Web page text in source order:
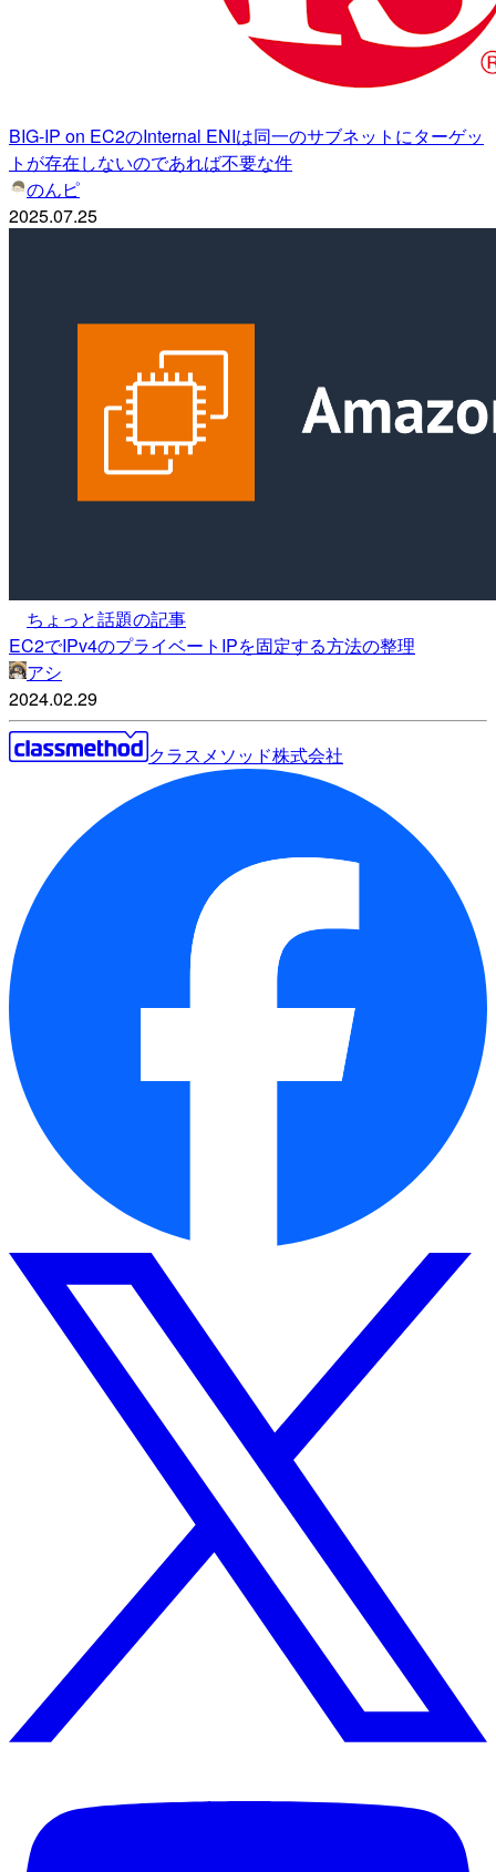
BIG-IP on EC2のInternal ENIは同一のサブネットにターゲッ
トが存在しないのであれば不要な件
のんピ
2025.07.25
ちょっと話題の記事
EC2でIPv4のプライベートIPを固定する方法の整理
アシ
2024.02.29
クラスメソッド株式会社